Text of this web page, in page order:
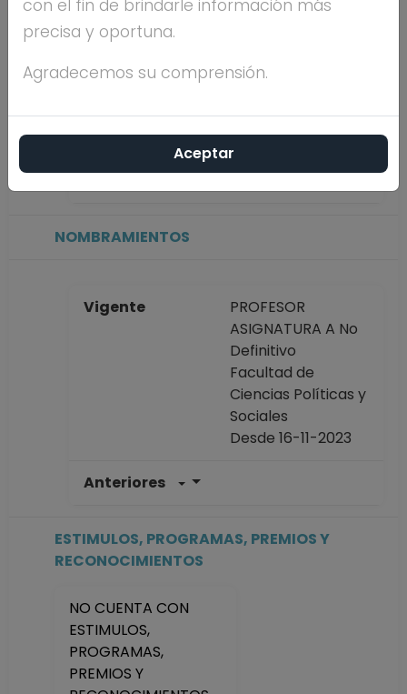
Máximo nivel de
Antigüedad
académica en la
4 años
NOMBRAMIENTOS
Vigente
PROFESOR
ASIGNATURA A No
Definitivo
Facultad de
Ciencias Políticas y
Sociales
Desde 16-11-2023
Anteriores
Facultad de
ESTIMULOS, PROGRAMAS, PREMIOS Y
RECONOCIMIENTOS
NO CUENTA CON
ESTIMULOS,
PROGRAMAS,
PREMIOS Y
con el fin de brindarle información más
precisa y oportuna.
Agradecemos su comprensión.
Aceptar